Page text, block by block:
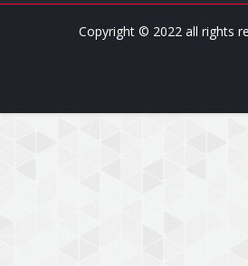
Copyright © 2022 all rights